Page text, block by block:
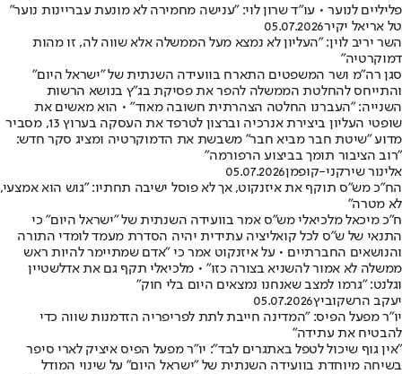
פליליים לנוער • עו"ד שרון לוי: "ענישה מחמירה לא מונעת עבריינות נוער"
טל אריאל יקיר05.07.2026
השר יריב לוין: "העליון לא נמצא מעל הממשלה אלא שווה לה, זו מהות
דמוקרטיה"
סגן רה"מ ושר המשפטים התארח בוועידה השנתית של "ישראל היום"
והתייחס להחלטת הממשלה להפר את פסיקת בג"ץ בנושא הרשות
השנייה: "העברנו החלטה הצהרתית חשובה מאוד" • הוא מאשים את
שופטי העליון ביצירת אנרכיה וברצון לטרפד את העסקה בערוץ 13, מסביר
מדוע "שיטת חבר מביא חבר" משבשת את הדמוקרטיה ומציג סקר חדש:
"רוב הציבור תומך בביצוע הרפורמה"
אלינור שירקני-קופמן05.07.2026
הח"כ מש"ס תוקף את איזנקוט, אך לא פוסל ישיבה תחתיו: "גוש הוא אמצעי,
לא מטרה"
ח"כ מיכאל מלכיאלי מש"ס אמר בוועידה השנתית של "ישראל היום" כי
התנאי של ש"ס לכל קואליציה עתידית יהיה הסדרת מעמד לומדי התורה
והנושאים החברתיים • על איזנקוט אמר כי "אדם שמתיימר להיות ראש
ממשלה לא אמור להשניא בצורה כזו" • מלכיאלי תקף גם את אדלשטיין
וגלנט: "גרמו למצב שאנחנו נמצאים היום בלי חוק"
יעקב הרשקוביץ05.07.2026
יו"ר מפעל הפיס: "המדינה חייבת לתת לפריפריה הזדמנות שווה כדי
להבטיח את עתידה"
"אין גוף שיכול לטפל באתגרים לבד": יו"ר מפעל הפיס איציק לארי סיפר
בשיחה מיוחדת בוועידה השנתית של "ישראל היום" על שינוי המודל